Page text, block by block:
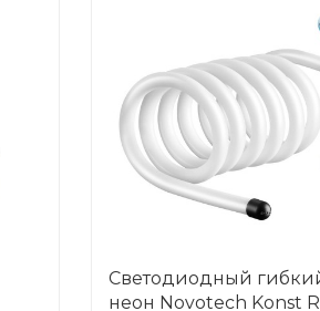
Светодиодный
неон Novotech Konst